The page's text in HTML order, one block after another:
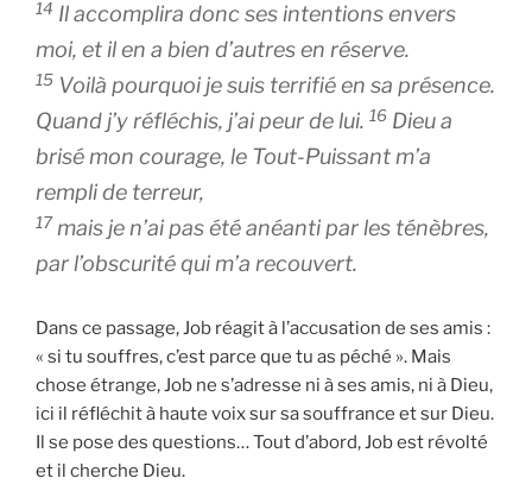
14 Il accomplira donc ses intentions envers
moi, et il en a bien d’autres en réserve.
15 Voilà pourquoi je suis terrifié en sa présence.
Quand j’y réfléchis, j’ai peur de lui. 16 Dieu a
brisé mon courage, le Tout-Puissant m’a
rempli de terreur,
17 mais je n’ai pas été anéanti par les ténèbres,
par l’obscurité qui m’a recouvert.
Dans ce passage, Job réagit à l’accusation de ses amis :
« si tu souffres, c’est parce que tu as péché ». Mais
chose étrange, Job ne s’adresse ni à ses amis, ni à Dieu,
ici il réfléchit à haute voix sur sa souffrance et sur Dieu.
Il se pose des questions… Tout d’abord, Job est révolté
et il cherche Dieu.